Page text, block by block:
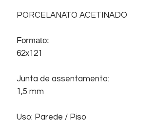
PORCELANATO ACETINADO
Formato:
62x121
Junta de assentamento:
1,5 mm
Uso: Parede / Piso